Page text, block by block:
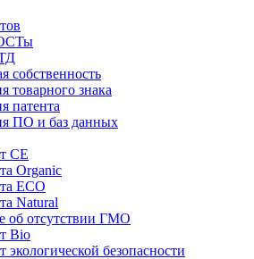
собственность
товарного знака
патента
ПО и баз данных
СЕ
Organic
ECO
Natural
об отсутствии ГМО
Bio
экологической безопасности